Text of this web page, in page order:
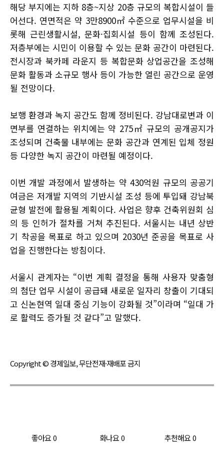
해당 부지에는 지하 8층~지상 20층 규모의 복합시설이 들
어선다. 연면적은 약 3만8900㎡ 수준으로 업무시설을 비
롯해 근린생활시설, 문화·집회시설 등이 함께 조성된다.
저층부에는 시민이 이용할 수 있는 문화 공간이 마련된다.
전시장과 북카페 라운지 등 복합문화 상업공간을 조성해
문화 활동과 소규모 행사 등이 가능한 열린 공간으로 운영
될 전망이다.
보행 환경과 녹지 공간도 함께 정비된다. 강남대로변과 이
면부를 연결하는 위치에는 약 275㎡ 규모의 공개공지가
조성되며 건축물 내부에는 문화 공간과 연계된 입체 정원
등 다양한 녹지 공간이 마련될 예정이다.
이번 개발 과정에서 발생하는 약 430억원 규모의 공공기
여금은 저개발 지역의 기반시설 조성 등에 투입돼 강남북
균형 발전에 활용될 계획이다. 사업은 향후 건축위원회 심
의 등 인허가 절차를 거쳐 추진된다. 서울시는 내년 상반
기 착공을 목표로 하고 있으며 2030년 준공을 목표로 사
업을 진행한다는 방침이다.
서울시 관계자는 “이번 계획 결정을 통해 사용자 맞춤형
의 첨단 업무 시설이 공급돼 새로운 일자리 창출이 기대되
고 신논현역 일대 중심 기능이 강화될 것”이라며 “일대 가
로 활력도 증가될 것 같다”고 말했다.
Copyright © 경제일보, 무단전재·재배포 금지
좋아요0 화나요0 추천해요 0